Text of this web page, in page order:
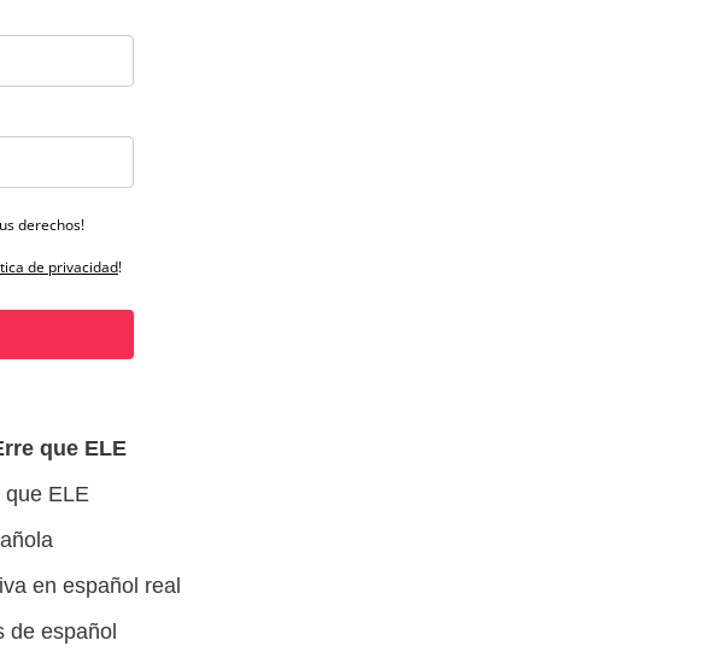
derechos!
de privacidad!
que ELE
que ELE
en español real
de español